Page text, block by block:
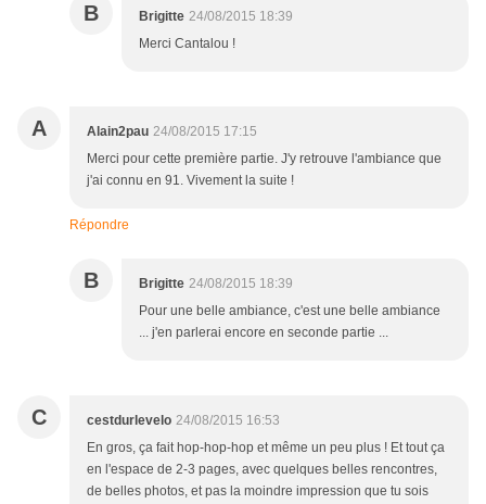
B Brigitte 24/08/2015 18:39
Merci Cantalou !
A Alain2pau 24/08/2015 17:15
Merci pour cette première partie. J'y retrouve l'ambiance que
j'ai connu en 91. Vivement la suite !
Répondre
B Brigitte 24/08/2015 18:39
Pour une belle ambiance, c'est une belle ambiance
... j'en parlerai encore en seconde partie ...
C cestdurlevelo 24/08/2015 16:53
En gros, ça fait hop-hop-hop et même un peu plus ! Et tout ça
en l'espace de 2-3 pages, avec quelques belles rencontres,
de belles photos, et pas la moindre impression que tu sois